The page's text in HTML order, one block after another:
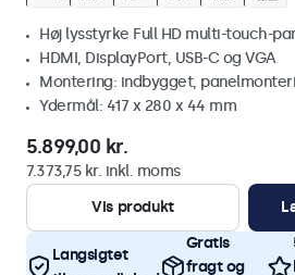
Høj lysstyrke Full HD multi-touch-
HDMI, DisplayPort, USB-C og VGA
Montering: indbygget,
Ydermål: 417 x 280 x 44 mm
5.899,00 kr.
7.373,75 kr. inkl. moms
Vis produkt
Langsigtet
Gratis
fragt og